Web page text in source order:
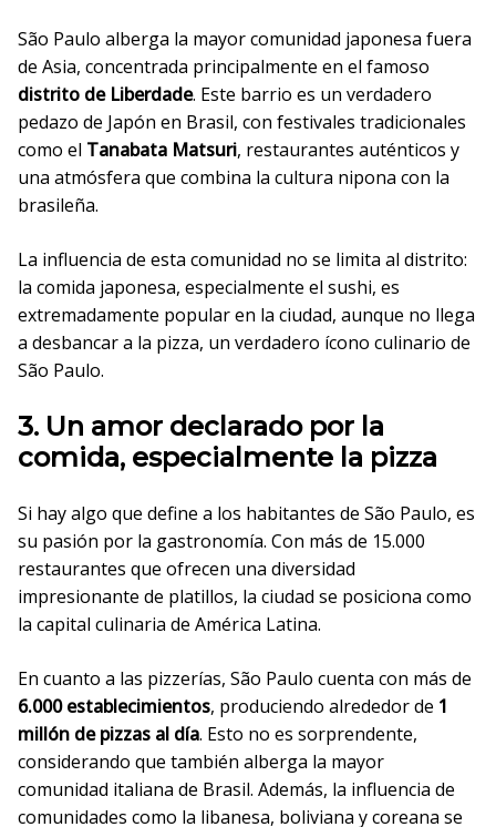
São Paulo alberga la mayor comunidad japonesa fuera
de Asia, concentrada principalmente en el famoso
distrito de Liberdade. Este barrio es un verdadero
pedazo de Japón en Brasil, con festivales tradicionales
como el Tanabata Matsuri, restaurantes auténticos y
una atmósfera que combina la cultura nipona con la
brasileña.
La influencia de esta comunidad no se limita al distrito:
la comida japonesa, especialmente el sushi, es
extremadamente popular en la ciudad, aunque no llega
a desbancar a la pizza, un verdadero ícono culinario de
São Paulo.
3. Un amor declarado por la
comida, especialmente la pizza
Si hay algo que define a los habitantes de São Paulo, es
su pasión por la gastronomía. Con más de 15.000
restaurantes que ofrecen una diversidad
impresionante de platillos, la ciudad se posiciona como
la capital culinaria de América Latina.
En cuanto a las pizzerías, São Paulo cuenta con más de
6.000 establecimientos, produciendo alrededor de 1
millón de pizzas al día. Esto no es sorprendente,
considerando que también alberga la mayor
comunidad italiana de Brasil. Además, la influencia de
comunidades como la libanesa, boliviana y coreana se